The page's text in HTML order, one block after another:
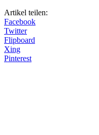
Artikel teilen:
Facebook
Twitter
Flipboard
Xing
Pinterest